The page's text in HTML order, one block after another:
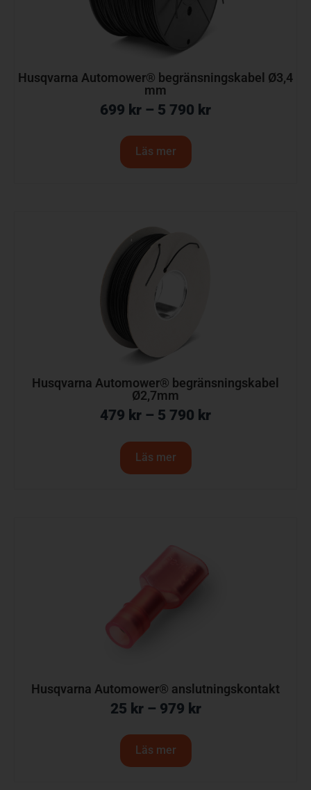
Husqvarna Automower® begränsningskabel Ø3,4
mm
699 kr – 5 790 kr
Läs mer
Husqvarna Automower® begränsningskabel
Ø2,7mm
479 kr – 5 790 kr
Läs mer
Husqvarna Automower® anslutningskontakt
25 kr – 979 kr
Läs mer